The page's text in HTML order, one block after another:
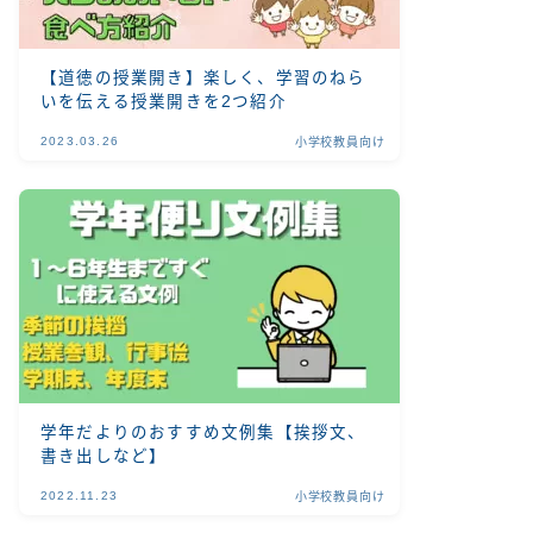
【道徳の授業開き】楽しく、学習のねら
いを伝える授業開きを2つ紹介
2023.03.26 小学校教員向け
学年だよりのおすすめ文例集【挨拶文、
書き出しなど】
2022.11.23 小学校教員向け